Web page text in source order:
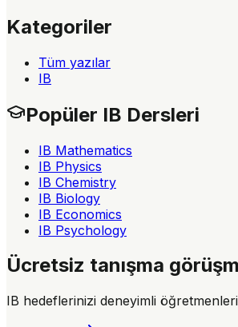
Kategoriler
Tüm yazılar
IB
Popüler IB Dersleri
IB Mathematics
IB Physics
IB Chemistry
IB Biology
IB Economics
IB Psychology
Ücretsiz tanışma
IB hedeflerinizi deneyimli